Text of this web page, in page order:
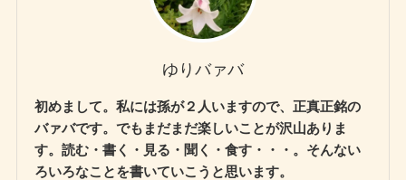
ゆりバァバ
初めまして。私には孫が２人いますので、正真正銘の
バァバです。でもまだまだ楽しいことが沢山ありま
す。読む・書く・見る・聞く・食す・・・。そんない
ろいろなことを書いていこうと思います。